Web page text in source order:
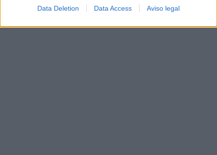
Data Deletion Data Access Aviso legal